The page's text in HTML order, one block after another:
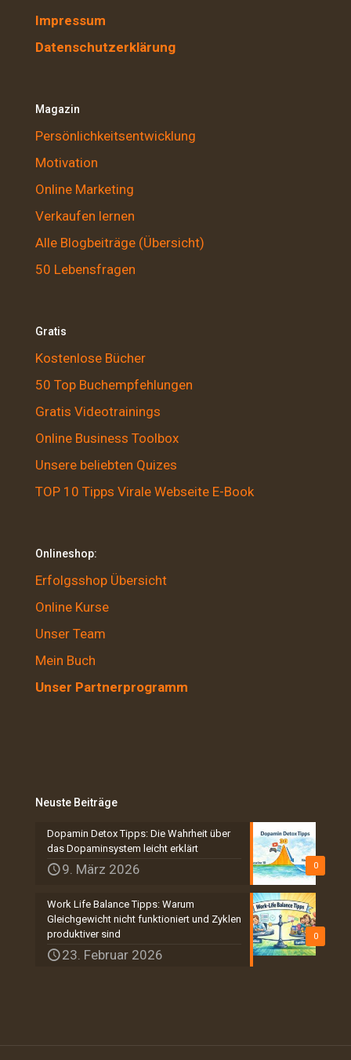
Impressum
Datenschutzerklärung
Magazin
Persönlichkeitsentwicklung
Motivation
Online Marketing
Verkaufen lernen
Alle Blogbeiträge (Übersicht)
50 Lebensfragen
Gratis
Kostenlose Bücher
50 Top Buchempfehlungen
Gratis Videotrainings
Online Business Toolbox
Unsere beliebten Quizes
TOP 10 Tipps Virale Webseite E-Book
Onlineshop:
Erfolgsshop Übersicht
Online Kurse
Unser Team
Mein Buch
Unser Partnerprogramm
Neuste Beiträge
0
Dopamin Detox Tipps: Die Wahrheit über
das Dopaminsystem leicht erklärt
9. März 2026
0
Work Life Balance Tipps: Warum
Gleichgewicht nicht funktioniert und Zyklen
produktiver sind
23. Februar 2026